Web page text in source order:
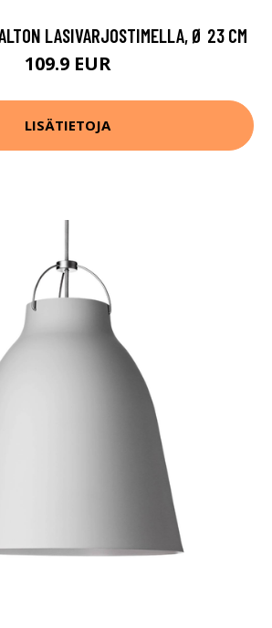
LASIVARJOSTIMELLA, Ø 23 CM
109.9 EUR
LISÄTIETOJA